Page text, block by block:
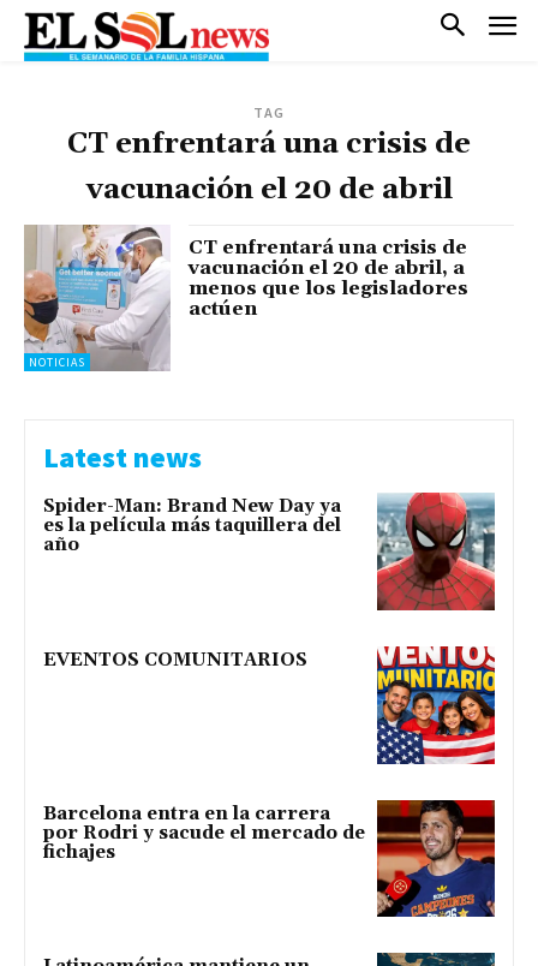
TAG
CT enfrentará una crisis de
vacunación el 20 de abril
NOTICIAS
CT enfrentará una crisis de
vacunación el 20 de abril, a
menos que los legisladores
actúen
Latest news
Spider-Man: Brand New Day ya
es la película más taquillera del
año
EVENTOS COMUNITARIOS
Barcelona entra en la carrera
por Rodri y sacude el mercado de
fichajes